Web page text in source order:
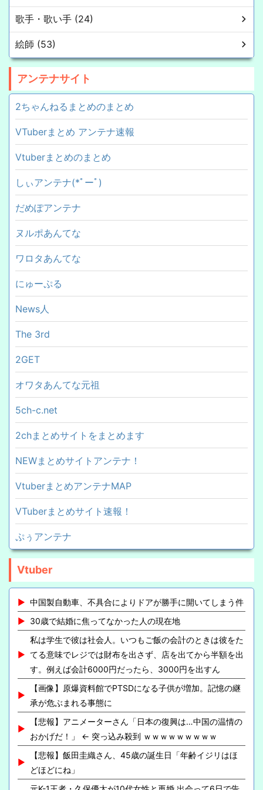
歌手・歌い手 (24)
絵師 (53)
アンテナサイト
2ちゃんねるまとめのまとめ
VTuberまとめ アンテナ速報
Vtuberまとめのまとめ
しぃアンテナ(*ﾟーﾟ)
だめぽアンテナ
ヌルポあんてな
ワロタあんてな
にゅーぷる
News人
The 3rd
2GET
オワタあんてな元祖
5ch-c.net
2chまとめサイトをまとめます
NEWまとめサイトアンテナ！
VtuberまとめアンテナMAP
VTuberまとめサイト速報！
ぷぅアンテナ
Vtuber
中国製自動車、不具合によりドアが勝手に開いてしまう件
30歳で結婚に焦ってなかった人の現在地
私は学生で彼は社会人。いつもご飯の会計のときは彼をた
てる意味でレジでは財布を出さず、店を出てから半額を出
す。例えば会計6000円だったら、3000円を出すん
【画像】原爆資料館でPTSDになる子供が増加。記憶の継
承が危ぶまれる事態に
【悲報】アニメーターさん「日本の復興は…中国の温情の
おかげだ！」 ← 突っ込み殺到 ｗｗｗｗｗｗｗｗｗ
【悲報】飯田圭織さん、45歳の誕生日「年齢イジリはほ
どほどにね」